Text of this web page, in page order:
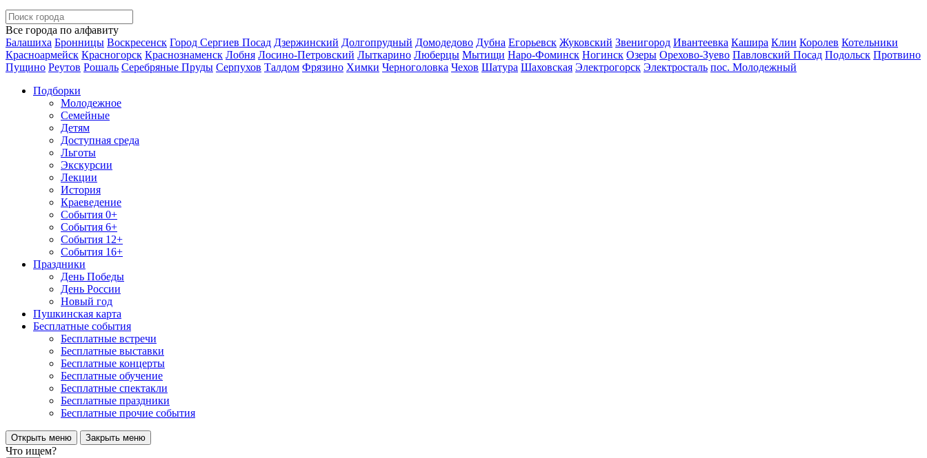
Все города по алфавиту
Балашиха Бронницы Воскресенск Город Сергиев Посад Дзержинский Долгопрудный Домодедово Дубна Егорьевск Жуковский Звенигород Ивантеевка Кашира Клин Королев Котельники
Красноармейск Красногорск Краснознаменск Лобня Лосино-Петровский Лыткарино Люберцы Мытищи Наро-Фоминск Ногинск Озеры Орехово-Зуево Павловский Посад Подольск Протвино
Пущино Реутов Рошаль Серебряные Пруды Серпухов Талдом Фрязино Химки Черноголовка Чехов Шатура Шаховская Электрогорск Электросталь пос. Молодежный
Подборки
Молодежное
Семейные
Детям
Доступная среда
Льготы
Экскурсии
Лекции
История
Краеведение
События 0+
События 6+
События 12+
События 16+
Праздники
День Победы
День России
Новый год
Пушкинская карта
Бесплатные события
Бесплатные встречи
Бесплатные выставки
Бесплатные концерты
Бесплатные обучение
Бесплатные спектакли
Бесплатные праздники
Бесплатные прочие события
Открыть меню Закрыть меню
Что ищем?